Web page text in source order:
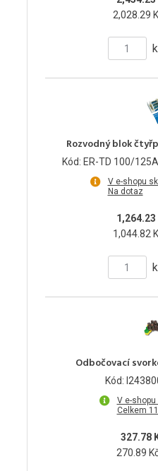
2,028.29
Rozvodný blok
Kód: ER-TD 100/
V e-shopu
Na dotaz
1,264.23
1,044.82
Odbočovací
Kód:
V e-
Celkem
327.78
270.89